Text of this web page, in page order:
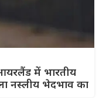
में भारतीय
नस्लीय भेदभाव का